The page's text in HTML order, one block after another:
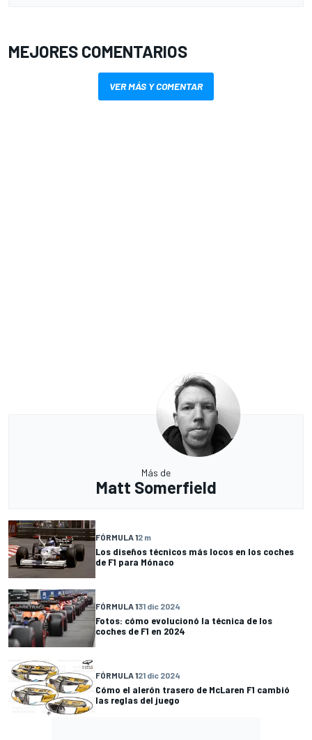
MEJORES COMENTARIOS
VER MÁS Y COMENTAR
Más de
Matt Somerfield
FÓRMULA 12 m
Los diseños técnicos más locos en los coches
de F1 para Mónaco
FÓRMULA 131 dic 2024
Fotos: cómo evolucionó la técnica de los
coches de F1 en 2024
FÓRMULA 121 dic 2024
Cómo el alerón trasero de McLaren F1 cambió
las reglas del juego